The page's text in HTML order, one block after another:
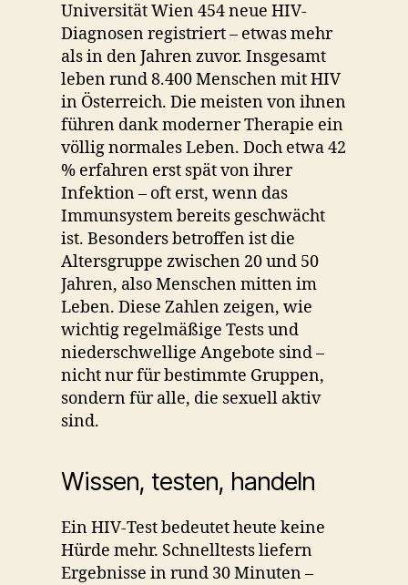
Universität Wien 454 neue HIV-
Diagnosen registriert – etwas mehr
als in den Jahren zuvor. Insgesamt
leben rund 8.400 Menschen mit HIV
in Österreich. Die meisten von ihnen
führen dank moderner Therapie ein
völlig normales Leben. Doch etwa 42
% erfahren erst spät von ihrer
Infektion – oft erst, wenn das
Immunsystem bereits geschwächt
ist. Besonders betroffen ist die
Altersgruppe zwischen 20 und 50
Jahren, also Menschen mitten im
Leben. Diese Zahlen zeigen, wie
wichtig regelmäßige Tests und
niederschwellige Angebote sind –
nicht nur für bestimmte Gruppen,
sondern für alle, die sexuell aktiv
sind.
Wissen, testen, handeln
Ein HIV-Test bedeutet heute keine
Hürde mehr. Schnelltests liefern
Ergebnisse in rund 30 Minuten –